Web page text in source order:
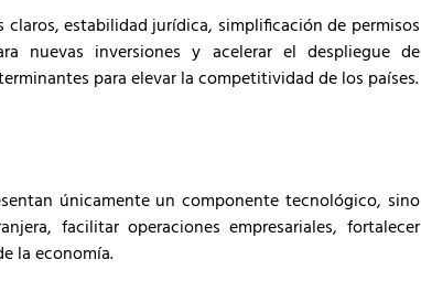
estabilidad jurídica, simplificación de permisos
nuevas inversiones y acelerar el despliegue de
para elevar la competitividad de los países.
únicamente un componente tecnológico, sino
facilitar operaciones empresariales, fortalecer
la economía.